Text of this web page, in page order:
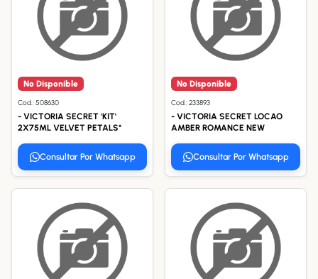
No Disponible
Cod.: 508630
- VICTORIA SECRET 'KIT'
2X75ML VELVET PETALS*
Consultar Por Whatsapp
No Disponible
Cod.: 233893
- VICTORIA SECRET LOCAO
AMBER ROMANCE NEW
Consultar Por Whatsapp